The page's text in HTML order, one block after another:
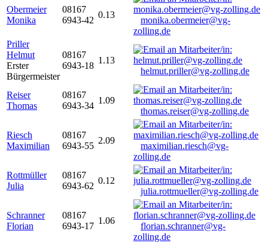
Obermeier
Monika
08167
6943-42
0.13
monika.obermeier@vg-
zolling.de
Priller
Helmut
Erster
Bürgermeister
08167
6943-18
1.13
helmut.priller@vg-zolling.de
Reiser
Thomas
08167
6943-34
1.09
thomas.reiser@vg-zolling.de
Riesch
Maximilian
08167
6943-55
2.09
maximilian.riesch@vg-
zolling.de
Rottmüller
Julia
08167
6943-62
0.12
julia.rottmueller@vg-zolling.de
Schranner
Florian
08167
6943-17
1.06
florian.schranner@vg-
zolling.de